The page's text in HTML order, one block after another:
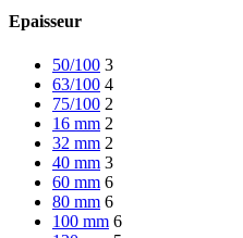
Close
Epaisseur
50/100 3
63/100 4
75/100 2
16 mm 2
32 mm 2
40 mm 3
60 mm 6
80 mm 6
100 mm 6